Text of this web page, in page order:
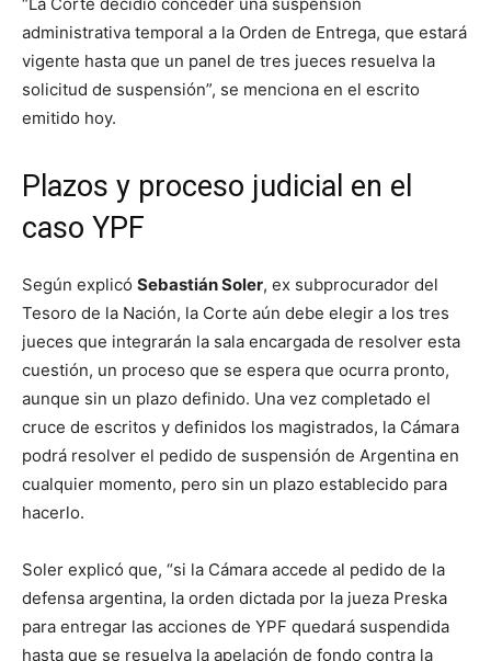
“La Corte decidió conceder una suspensión
administrativa temporal a la Orden de Entrega, que estará
vigente hasta que un panel de tres jueces resuelva la
solicitud de suspensión”, se menciona en el escrito
emitido hoy.
Plazos y proceso judicial en el
caso YPF
Según explicó Sebastián Soler, ex subprocurador del
Tesoro de la Nación, la Corte aún debe elegir a los tres
jueces que integrarán la sala encargada de resolver esta
cuestión, un proceso que se espera que ocurra pronto,
aunque sin un plazo definido. Una vez completado el
cruce de escritos y definidos los magistrados, la Cámara
podrá resolver el pedido de suspensión de Argentina en
cualquier momento, pero sin un plazo establecido para
hacerlo.
Soler explicó que, “si la Cámara accede al pedido de la
defensa argentina, la orden dictada por la jueza Preska
para entregar las acciones de YPF quedará suspendida
hasta que se resuelva la apelación de fondo contra la